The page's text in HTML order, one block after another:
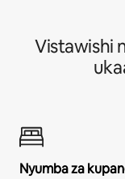
Vistawishi
Nyumba za